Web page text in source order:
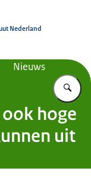
Nederland
Nieuws
hoge
uit